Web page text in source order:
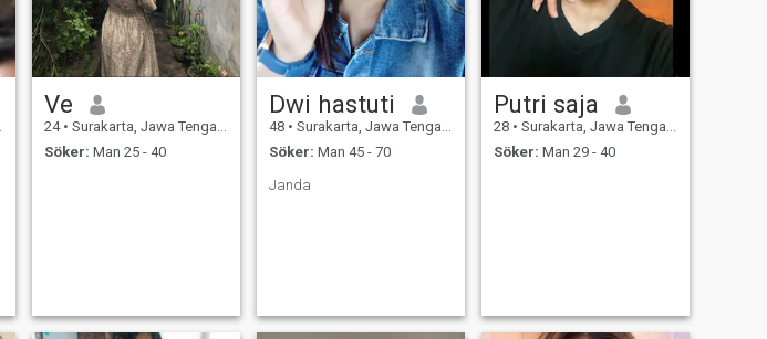
Ve
24 • Surakarta, Jawa Tengah, Indonesien
Söker: Man 25 - 40
Dwi hastuti
48 • Surakarta, Jawa Tengah, Indonesien
Söker: Man 45 - 70
Janda
Putri saja
28 • Surakarta, Jawa Tengah, Indonesien
Söker: Man 29 - 40